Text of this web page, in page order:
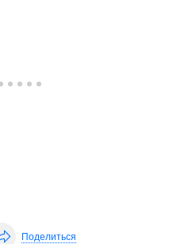
Поделиться